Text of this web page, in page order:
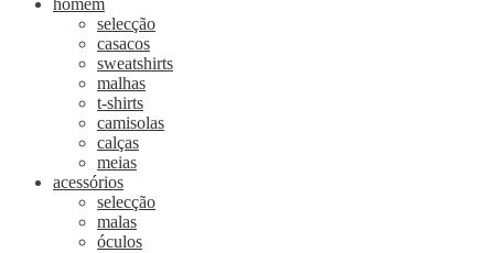
homem
selecção
casacos
sweatshirts
malhas
t-shirts
camisolas
calças
meias
acessórios
selecção
malas
óculos